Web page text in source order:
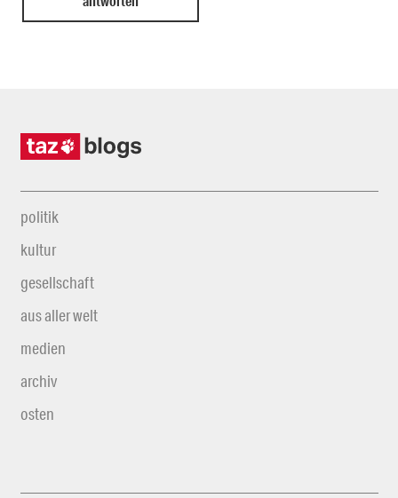
politik
kultur
gesellschaft
aus aller welt
medien
archiv
osten